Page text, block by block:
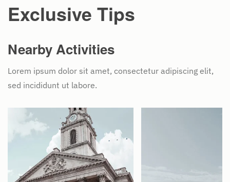
Exclusive Tips
Nearby Activities
Lorem ipsum dolor sit amet, consectetur adipiscing elit,
sed incididunt ut labore.